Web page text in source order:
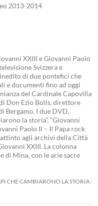
2013-2014
XXIII e Giovanni Paolo
Svizzera e
di due pontefici che
e documenti fino ad oggi
del Cardinale Capovilla
Don Ezio Bolis, direttore
Bergamo. I due DVD,
la storia”, “Giovanni
Paolo II – Il Papa rock
agli archivi della Città
XXIII. La colonna
di Mina, con le arie sacre
CHE CAMBIARONO LA STORIA